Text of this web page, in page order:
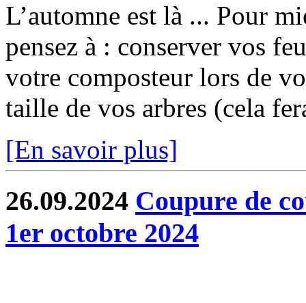
L’automne est là ... Pour
pensez à : conserver vos
votre composteur lors de
taille de vos arbres (cela
[En savoir plus]
26.09.2024 Coupure de
1er octobre 2024